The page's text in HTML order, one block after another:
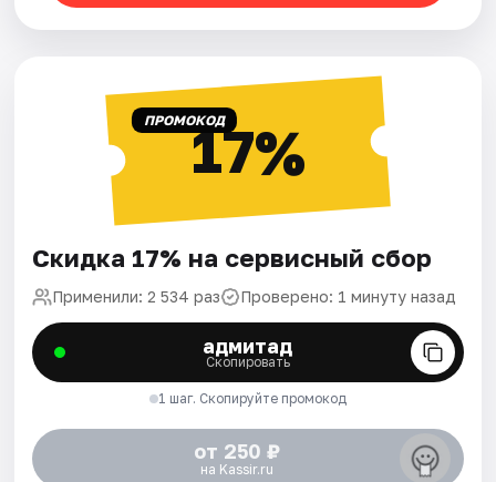
ПРОМОКОД17%
Скидка 17% на сервисный сбор
Применили: 2 534 раз Проверено: 1 минуту назад
адмитад
Скопировать
1 шаг. Скопируйте промокод
от 250 ₽
на Kassir.ru